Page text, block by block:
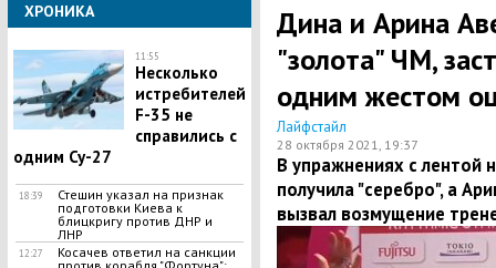
ХРОНИКА
11:55
Несколько
истребителей
F-35 не
справились с
одним Су-27
18:39
Стешин указал на признак
подготовки Киева к
блицкригу против ДНР и
ЛНР
12:27
​Косачев ответил на санкции
Дина и Арина
"золота" ЧМ,
одним жестом
Лайфстайл
28 октября 2021, 19:37
В упражнениях с лентой
получила "серебро", а
вызвал возмущение